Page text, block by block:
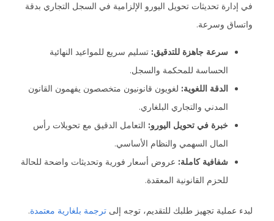
في إدارة تحديثات تحويل اليورو الإلزامية في السجل التجاري بدقة
واتساق وسرعة.
سرعة جاهزة للتدقيق: تسليم سريع للمواعيد النهائية
الحساسة للمحكمة والسجل.
الدقة اللغوية: لغويون قانونيون متخصصون يفهمون القانون
المدني والتجاري البلغاري.
خبرة في تحويل اليورو: التعامل الدقيق مع تحويلات رأس
المال السهمي والنظام الأساسي.
شفافية كاملة: عروض أسعار فورية وتحديثات واضحة للحالة
للحزم القانونية المعقدة.
لبدء عملية تجهيز طلبك للتقديم، توجه إلى ترجمة بلغارية معتمدة.